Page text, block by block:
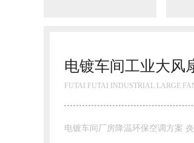
电镀车间工业大风
FUTAI FUTAI INDUSTRIAL LARGE
电镀车间厂房降温环保空调方案 炎热的夏季来临，你的车间做